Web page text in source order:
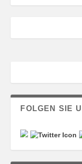
FOLGEN SIE